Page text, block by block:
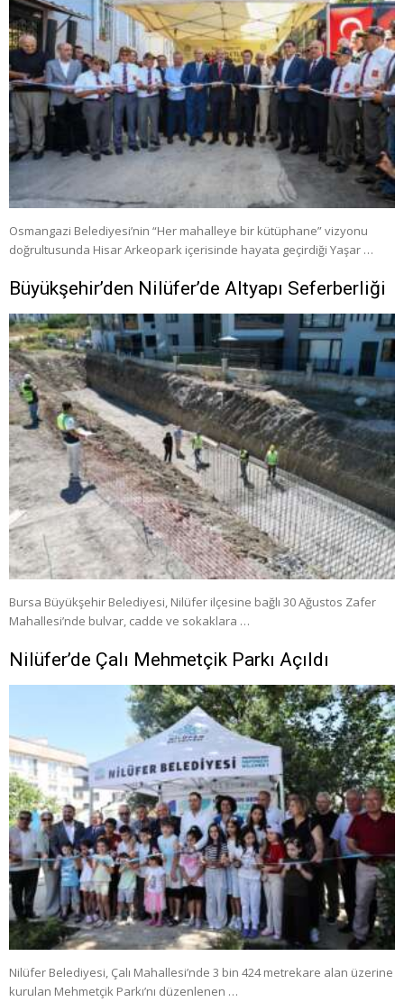
Osmangazi Belediyesi’nin “Her mahalleye bir kütüphane” vizyonu
doğrultusunda Hisar Arkeopark içerisinde hayata geçirdiği Yaşar …
Büyükşehir’den Nilüfer’de Altyapı Seferberliği
Bursa Büyükşehir Belediyesi, Nilüfer ilçesine bağlı 30 Ağustos Zafer
Mahallesi’nde bulvar, cadde ve sokaklara …
Nilüfer’de Çalı Mehmetçik Parkı Açıldı
Nilüfer Belediyesi, Çalı Mahallesi’nde 3 bin 424 metrekare alan üzerine
kurulan Mehmetçik Parkı’nı düzenlenen …